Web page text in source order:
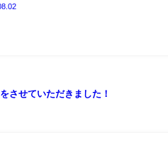
させていただきました！